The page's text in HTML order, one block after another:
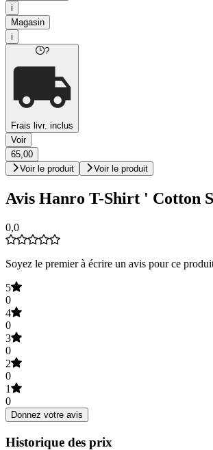
i
Magasin
i
?
Frais livr. inclus
Voir
65,00
Voir le produit
Voir le produit
Avis Hanro T-Shirt ' Cotton
0,0
Soyez le premier à écrire un avis pour ce
5
0
4
0
3
0
2
0
1
0
Donnez votre avis
Historique des prix